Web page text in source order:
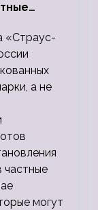
«Страус-
а не
частные
могут